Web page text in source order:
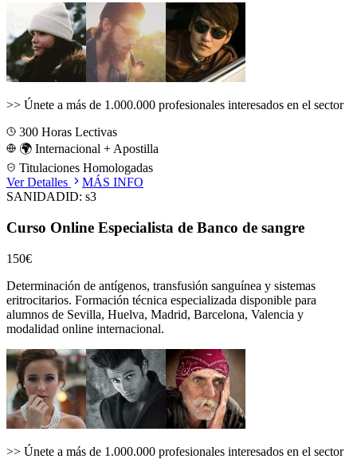
>> Únete a más de 1.000.000 profesionales interesados en el sector
300 Horas Lectivas
🌍 Internacional + Apostilla
Titulaciones Homologadas
Ver Detalles
MÁS INFO
SANIDADID: s3
Curso Online Especialista de Banco de sangre
150€
Determinación de antígenos, transfusión sanguínea y sistemas
eritrocitarios. Formación técnica especializada disponible para
alumnos de Sevilla, Huelva, Madrid, Barcelona, Valencia y
modalidad online internacional.
>> Únete a más de 1.000.000 profesionales interesados en el sector